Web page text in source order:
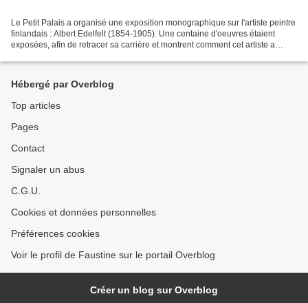
Le Petit Palais a organisé une exposition monographique sur l'artiste peintre
finlandais : Albert Edelfelt (1854-1905). Une centaine d'oeuvres étaient
exposées, afin de retracer sa carrière et montrent comment cet artiste a
Hébergé par Overblog
Top articles
Pages
Contact
Signaler un abus
C.G.U.
Cookies et données personnelles
Préférences cookies
Voir le profil de Faustine sur le portail Overblog
Créer un blog sur Overblog